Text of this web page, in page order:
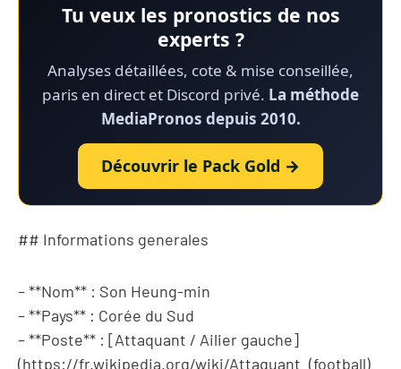
Tu veux les pronostics de nos
experts ?
Analyses détaillées, cote & mise conseillée,
paris en direct et Discord privé. La méthode
MediaPronos depuis 2010.
Découvrir le Pack Gold →
## Informations generales
– **Nom** : Son Heung-min
– **Pays** : Corée du Sud
– **Poste** : [Attaquant / Ailier gauche]
(https://fr.wikipedia.org/wiki/Attaquant_(football)